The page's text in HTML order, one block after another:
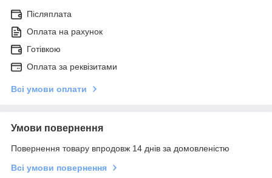
Післяплата
Оплата на рахунок
Готівкою
Оплата за реквізитами
Всі умови оплати
Умови повернення
Повернення товару впродовж 14 днів за домовленістю
Всі умови повернення